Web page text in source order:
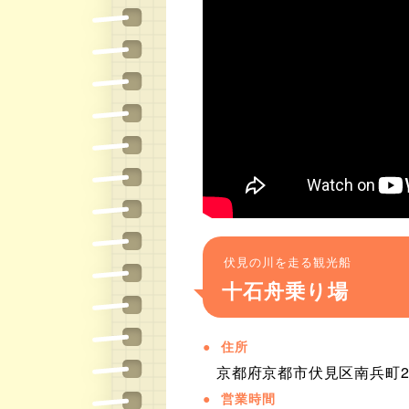
伏見の川を走る観光船
十石舟乗り場
住所
京都府京都市伏見区南兵町
営業時間